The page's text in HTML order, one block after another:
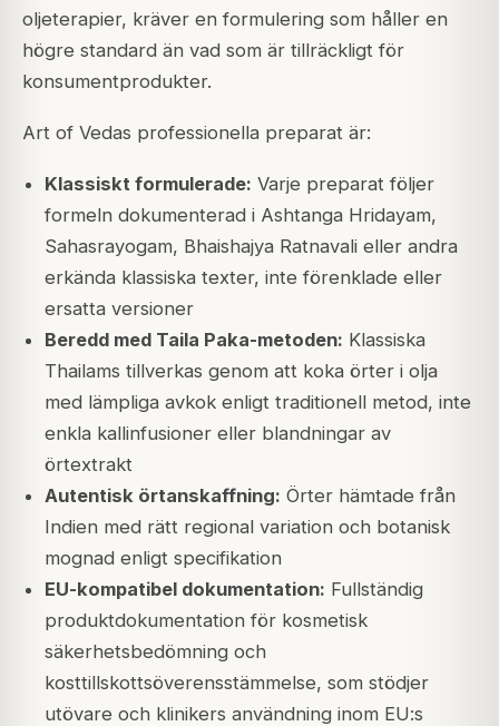
oljeterapier, kräver en formulering som håller en
högre standard än vad som är tillräckligt för
konsumentprodukter.
Art of Vedas professionella preparat är:
Klassiskt formulerade: Varje preparat följer
formeln dokumenterad i Ashtanga Hridayam,
Sahasrayogam, Bhaishajya Ratnavali eller andra
erkända klassiska texter, inte förenklade eller
ersatta versioner
Beredd med Taila Paka-metoden: Klassiska
Thailams tillverkas genom att koka örter i olja
med lämpliga avkok enligt traditionell metod, inte
enkla kallinfusioner eller blandningar av
örtextrakt
Autentisk örtanskaffning: Örter hämtade från
Indien med rätt regional variation och botanisk
mognad enligt specifikation
EU-kompatibel dokumentation: Fullständig
produktdokumentation för kosmetisk
säkerhetsbedömning och
kosttillskottsöverensstämmelse, som stödjer
utövare och klinikers användning inom EU:s